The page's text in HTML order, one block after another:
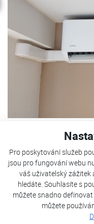
Pro poskytování služeb
jsou pro fungování webu
váš uživatelský zážitek
hledáte. Souhlasíte s
můžete snadno
můžete